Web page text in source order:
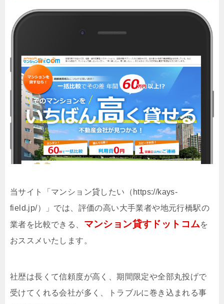
当サイト「マンション貸したい（https://kays-
field.jp/）」では、評価の高い大手業者や地元行橋駅の
業者を比較できる、 マンション貸すドットコムを
おススメいたします。
社歴は長くて信頼度が高く、期間限定や全部丸投げで
受けてくれる会社が多く、トラブルに巻き込まれる事